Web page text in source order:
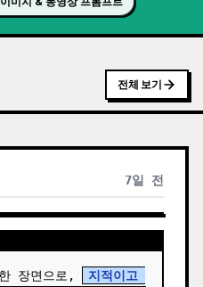
전체 보기
7일 전
장면으로,
지적이고